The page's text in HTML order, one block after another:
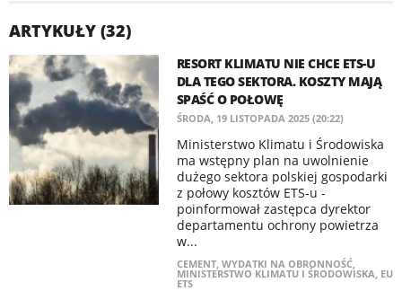
ARTYKUŁY (32)
RESORT KLIMATU NIE CHCE ETS-U
DLA TEGO SEKTORA. KOSZTY MAJĄ
SPAŚĆ O POŁOWĘ
ŚRODA, 19 LISTOPADA 2025 (20:22)
Ministerstwo Klimatu i Środowiska
ma wstępny plan na uwolnienie
dużego sektora polskiej gospodarki
z połowy kosztów ETS-u -
poinformował zastępca dyrektor
departamentu ochrony powietrza
w...
CEMENT, WYDATKI NA OBRONNOŚĆ,
MINISTERSTWO KLIMATU I ŚRODOWISKA, EU
ETS